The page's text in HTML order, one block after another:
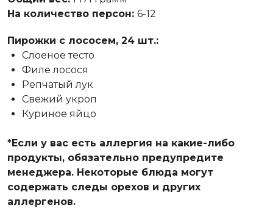
На количество персон: 6-12
Пирожки с лососем, 24 шт.:
Слоеное тесто
Филе лосося
Репчатый лук
Свежий укроп
Куриное яйцо
*Если у вас есть аллергия на какие-либо
продукты, обязательно предупредите
менеджера. Некоторые блюда могут
содержать следы орехов и других
аллергенов.